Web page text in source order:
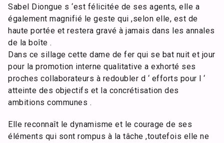
Sabel Diongue s ‘est félicitée de ses agents, elle a
également magnifié le geste qui ,selon elle, est de
haute portée et restera gravé à jamais dans les annales
de la boîte .
Dans ce sillage cette dame de fer qui se bat nuit et jour
pour la promotion interne qualitative a exhorté ses
proches collaborateurs à redoubler d ‘ efforts pour l ‘
atteinte des objectifs et la concrétisation des
ambitions communes .
Elle reconnaît le dynamisme et le courage de ses
éléments qui sont rompus à la tâche ,toutefois elle ne